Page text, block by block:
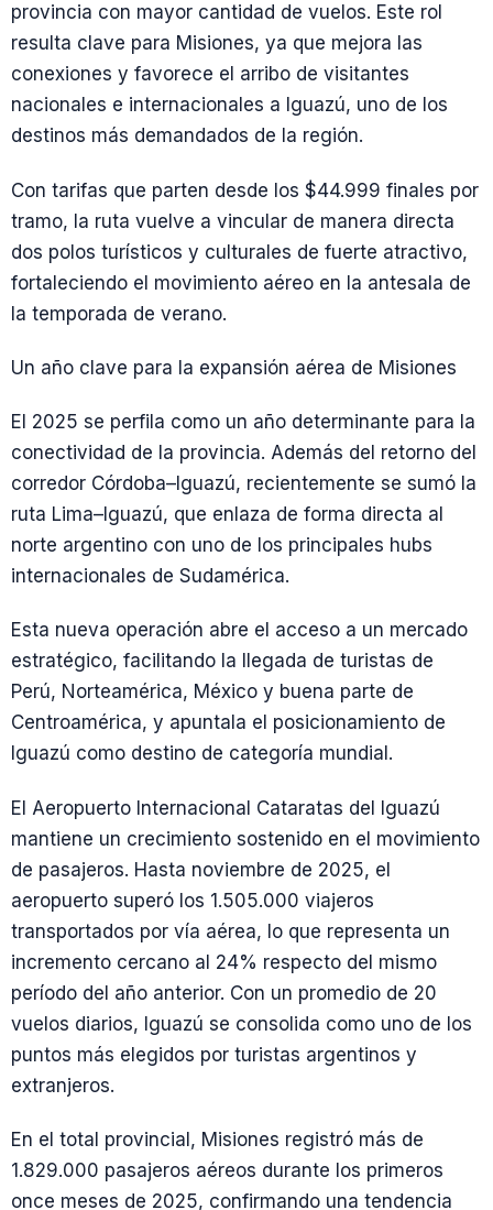
provincia con mayor cantidad de vuelos. Este rol
resulta clave para Misiones, ya que mejora las
conexiones y favorece el arribo de visitantes
nacionales e internacionales a Iguazú, uno de los
destinos más demandados de la región.
Con tarifas que parten desde los $44.999 finales por
tramo, la ruta vuelve a vincular de manera directa
dos polos turísticos y culturales de fuerte atractivo,
fortaleciendo el movimiento aéreo en la antesala de
la temporada de verano.
Un año clave para la expansión aérea de Misiones
El 2025 se perfila como un año determinante para la
conectividad de la provincia. Además del retorno del
corredor Córdoba–Iguazú, recientemente se sumó la
ruta Lima–Iguazú, que enlaza de forma directa al
norte argentino con uno de los principales hubs
internacionales de Sudamérica.
Esta nueva operación abre el acceso a un mercado
estratégico, facilitando la llegada de turistas de
Perú, Norteamérica, México y buena parte de
Centroamérica, y apuntala el posicionamiento de
Iguazú como destino de categoría mundial.
El Aeropuerto Internacional Cataratas del Iguazú
mantiene un crecimiento sostenido en el movimiento
de pasajeros. Hasta noviembre de 2025, el
aeropuerto superó los 1.505.000 viajeros
transportados por vía aérea, lo que representa un
incremento cercano al 24% respecto del mismo
período del año anterior. Con un promedio de 20
vuelos diarios, Iguazú se consolida como uno de los
puntos más elegidos por turistas argentinos y
extranjeros.
En el total provincial, Misiones registró más de
1.829.000 pasajeros aéreos durante los primeros
once meses de 2025, confirmando una tendencia